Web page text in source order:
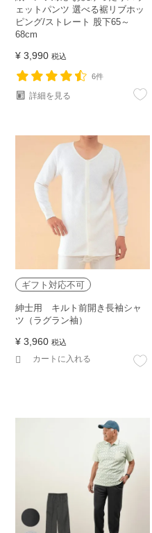
ェットパンツ 選べる裾リブホッ
ピング/ストレート 股下65～
68cm
¥ 3,990 税込
6件
詳細を見る
ギフト対応不可
紳士用 キルト前開き長袖シャ
ツ（ラグラン袖）
¥ 3,960 税込
カートに入れる